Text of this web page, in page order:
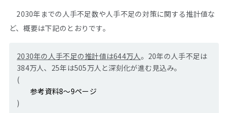
2030年までの人手不足数や人手不足の対策に関する推計値な
ど、概要は下記のとおりです。
2030年の人手不足の推計値は644万人。20年の人手不足は
384万人、25年は505万人と深刻化が進む見込み。
(
参考資料8～9ページ
)